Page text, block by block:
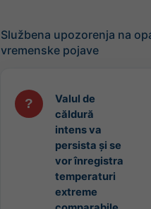
Službena upozorenja na
vremenske pojave
Valul de
căldură
intens va
persista și se
vor înregistra
temperaturi
extreme